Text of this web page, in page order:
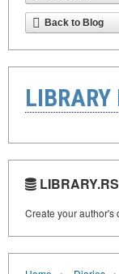
Back to Blog
LIBRARY
Create your author's